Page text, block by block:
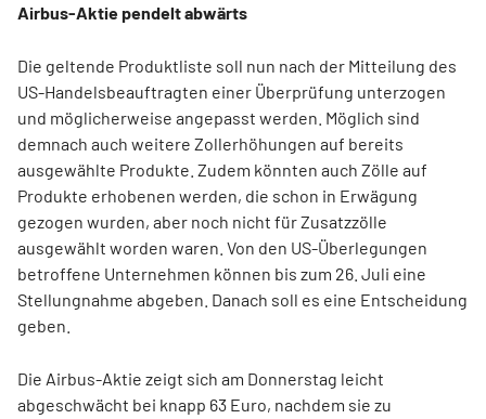
Airbus-Aktie pendelt abwärts
Die geltende Produktliste soll nun nach der Mitteilung des
US-Handelsbeauftragten einer Überprüfung unterzogen
und möglicherweise angepasst werden. Möglich sind
demnach auch weitere Zollerhöhungen auf bereits
ausgewählte Produkte. Zudem könnten auch Zölle auf
Produkte erhobenen werden, die schon in Erwägung
gezogen wurden, aber noch nicht für Zusatzzölle
ausgewählt worden waren. Von den US-Überlegungen
betroffene Unternehmen können bis zum 26. Juli eine
Stellungnahme abgeben. Danach soll es eine Entscheidung
geben.
Die Airbus-Aktie zeigt sich am Donnerstag leicht
abgeschwächt bei knapp 63 Euro, nachdem sie zu